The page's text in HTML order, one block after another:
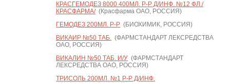
КРАСГЕМОДЕЗ 8000 400МЛ. Р-Р Д/ИНФ. №12 ФЛ./
КРАСФАРМА/(Красфарма ОАО, РОССИЯ)
ГЕМОДЕЗ 200МЛ. Р-Р(БИОХИМИК, РОССИЯ)
ВИКАИР №50 ТАБ.(ФАРМСТАНДАРТ ЛЕКСРЕДСТВА
ОАО, РОССИЯ)
ВИКАЛИН №50 ТАБ. И/У(ФАРМСТАНДАРТ
ЛЕКСРЕДСТВА ОАО, РОССИЯ)
ТРИСОЛЬ 200МЛ. №1 Р-Р Д/ИНФ.